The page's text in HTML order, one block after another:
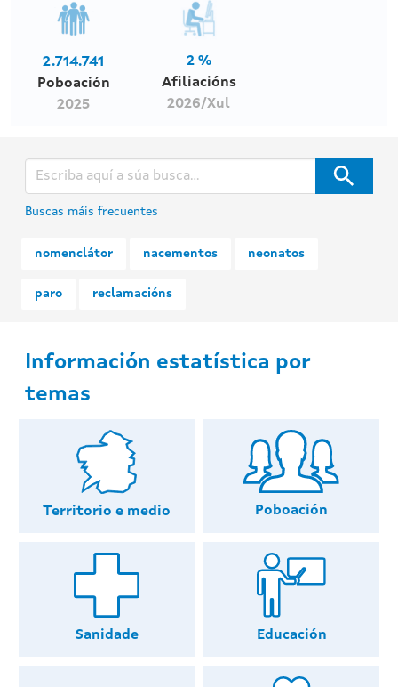
2.714.741
Poboación
2025
2 %
Afiliacións
2026/Xul
Buscas máis frecuentes
nomenclátor nacementos neonatos
paro reclamacións
Información estatística por
temas
Territorio e medio Poboación
Sanidade Educación